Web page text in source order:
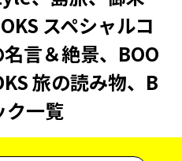
スペシャルコ
言＆絶景、BOO
旅の読み物、B
ク一覧